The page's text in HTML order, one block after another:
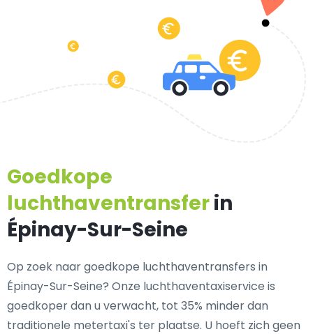
Goedkope
luchthaventransferin
Épinay-Sur-Seine
Op zoek naar goedkope luchthaventransfers in
Épinay-Sur-Seine? Onze luchthaventaxiservice is
goedkoper dan u verwacht, tot 35% minder dan
traditionele metertaxi's ter plaatse. U hoeft zich geen